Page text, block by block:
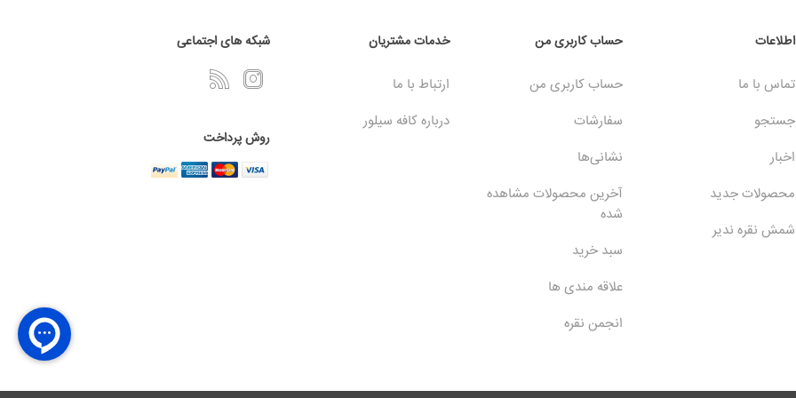
اطلاعات
تماس با ما
جستجو
اخبار
محصولات جدید
شمش نقره ندیر
حساب کاربری من
حساب کاربری من
سفارشات
نشانی‌ها
آخرین محصولات مشاهده
شده
سبد خرید
علاقه مندی ها
انجمن نقره
خدمات مشتریان
ارتباط با ما
درباره کافه سیلور
شبکه های اجتماعی
روش پرداخت